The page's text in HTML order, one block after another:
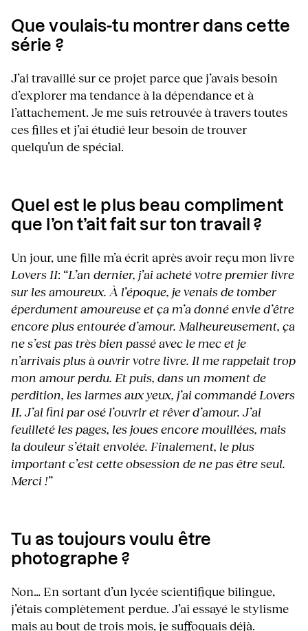
Que voulais-tu montrer dans cette
série ?
J’ai travaillé sur ce projet parce que j’avais besoin
d’explorer ma tendance à la dépendance et à
l’attachement. Je me suis retrouvée à travers toutes
ces filles et j’ai étudié leur besoin de trouver
quelqu’un de spécial.
Quel est le plus beau compliment
que l’on t’ait fait sur ton travail ?
Un jour, une fille m’a écrit après avoir reçu mon livre
Lovers II: “L’an dernier, j’ai acheté votre premier livre
sur les amoureux. À l’époque, je venais de tomber
éperdument amoureuse et ça m’a donné envie d’être
encore plus entourée d’amour. Malheureusement, ça
ne s’est pas très bien passé avec le mec et je
n’arrivais plus à ouvrir votre livre. Il me rappelait trop
mon amour perdu. Et puis, dans un moment de
perdition, les larmes aux yeux, j’ai commandé Lovers
II. J’ai fini par osé l’ouvrir et rêver d’amour. J’ai
feuilleté les pages, les joues encore mouillées, mais
la douleur s’était envolée. Finalement, le plus
important c’est cette obsession de ne pas être seul.
Merci !”
Tu as toujours voulu être
photographe ?
Non… En sortant d’un lycée scientifique bilingue,
j’étais complètement perdue. J’ai essayé le stylisme
mais au bout de trois mois, je suffoquais déjà.